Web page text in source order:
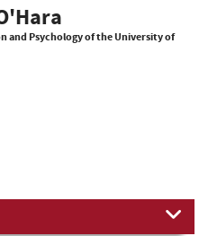
and Psychology of the University of